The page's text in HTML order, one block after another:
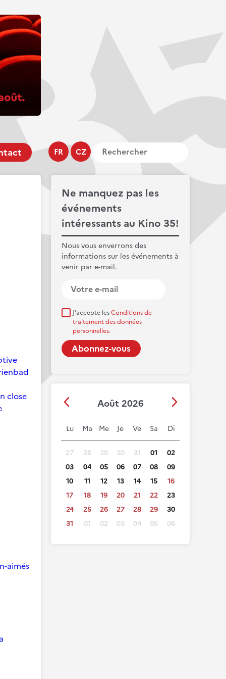
FR CZ
Ne manquez pas les
événements
intéressants au Kino 35!
Nous vous enverrons des
informations sur les événements à
venir par e-mail.
J'accepte lesConditions de
traitement des données
personnelles.
Août 2026
Lu Ma Me Je Ve Sa Di
27 28 29 30 31 01
02
03
04 05 06 07 08
09
10
11 12 13 14 15
16
17
18 19 20 21 22
23
24
25 26 27 28 29
30
31
01 02 03 04 05 06
close
aimés